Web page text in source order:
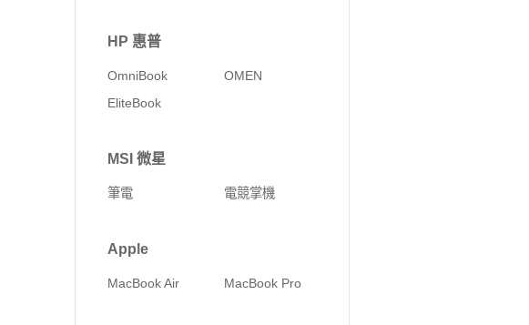
HP 惠普
OmniBook
OMEN
EliteBook
MSI 微星
筆電 電競掌機
Apple
MacBook Air MacBook Pro